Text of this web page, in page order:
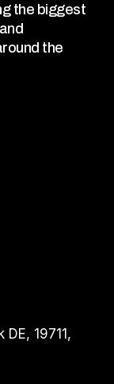
the biggest
the
19711,